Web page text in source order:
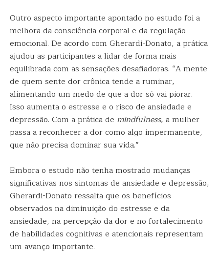
Outro aspecto importante apontado no estudo foi a
melhora da consciência corporal e da regulação
emocional. De acordo com Gherardi-Donato, a prática
ajudou as participantes a lidar de forma mais
equilibrada com as sensações desafiadoras. “A mente
de quem sente dor crônica tende a ruminar,
alimentando um medo de que a dor só vai piorar.
Isso aumenta o estresse e o risco de ansiedade e
depressão. Com a prática de mindfulness, a mulher
passa a reconhecer a dor como algo impermanente,
que não precisa dominar sua vida.”
Embora o estudo não tenha mostrado mudanças
significativas nos sintomas de ansiedade e depressão,
Gherardi-Donato ressalta que os benefícios
observados na diminuição do estresse e da
ansiedade, na percepção da dor e no fortalecimento
de habilidades cognitivas e atencionais representam
um avanço importante.